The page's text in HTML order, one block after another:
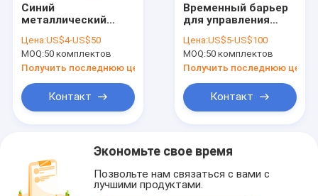
Синий
металлический
дворе 6 футов
Кривой 3D двойной
проволочной сетки
Цена:US$4-US$50
MOQ:50 комплектов
Получить последнюю цену
Контакт
Временный барьер
для управления
Цена:US$5-US$100
MOQ:50 комплектов
Получить последнюю цену
Контакт
Экономьте свое время
Позвольте нам связаться с вами с
лучшими продуктами.